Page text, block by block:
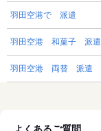
羽田空港で 派遣
羽田空港 和菓子 派遣
羽田空港 両替 派遣